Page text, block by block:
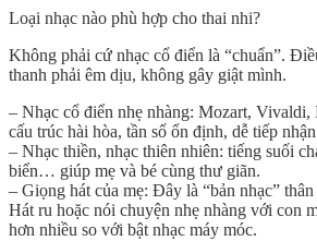
Loại nhạc nào phù hợp cho thai nhi?
Không phải cứ nhạc cổ điển là “chuẩn”.
thanh phải êm dịu, không gây giật mình.
– Nhạc cổ điển nhẹ nhàng: Mozart,
cấu trúc hài hòa, tần số ổn định, dễ tiếp
– Nhạc thiền, nhạc thiên nhiên: tiếng suối
biển… giúp mẹ và bé cùng thư giãn.
– Giọng hát của mẹ: Đây là “bản nhạc”
Hát ru hoặc nói chuyện nhẹ nhàng với con
hơn nhiều so với bật nhạc máy móc.